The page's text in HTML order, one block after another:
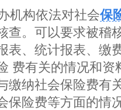
机构依法对社会保
查。可以要求被稽
表、统计报表、缴
费有关的情况和
缴纳社会保险费有
保险费等方面的情